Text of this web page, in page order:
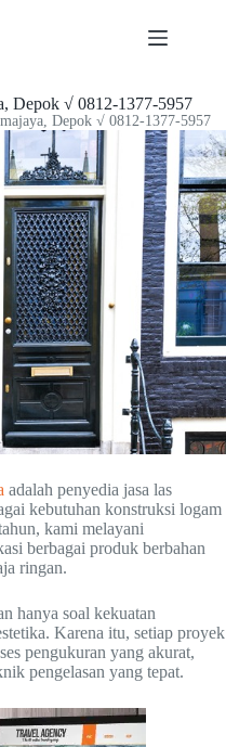
Depok √ 0812-1377-5957
Depok √ 0812-1377-5957
adalah penyedia jasa las
kebutuhan konstruksi logam
kami melayani
berbagai produk berbahan
ringan.
hanya soal kekuatan
Karena itu, setiap proyek
pengukuran yang akurat,
pengelasan yang tepat.